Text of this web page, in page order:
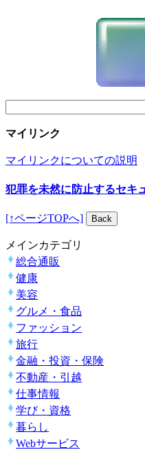
マイリンク
マイリンクについての説明
犯罪を未然に防止するセキ
[↑ページTOPへ]
メインカテゴリ
総合通販
健康
美容
グルメ・食品
ファッション
旅行
金融・投資・保険
不動産・引越
仕事情報
学び・資格
暮らし
Webサービス